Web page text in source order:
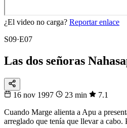
¿El video no carga? Reportar enlace
S09·E07
Las dos señoras
16 nov 1997 23 min
7.1
Cuando Marge alienta a Apu a
arreglado que tenía que llevar a